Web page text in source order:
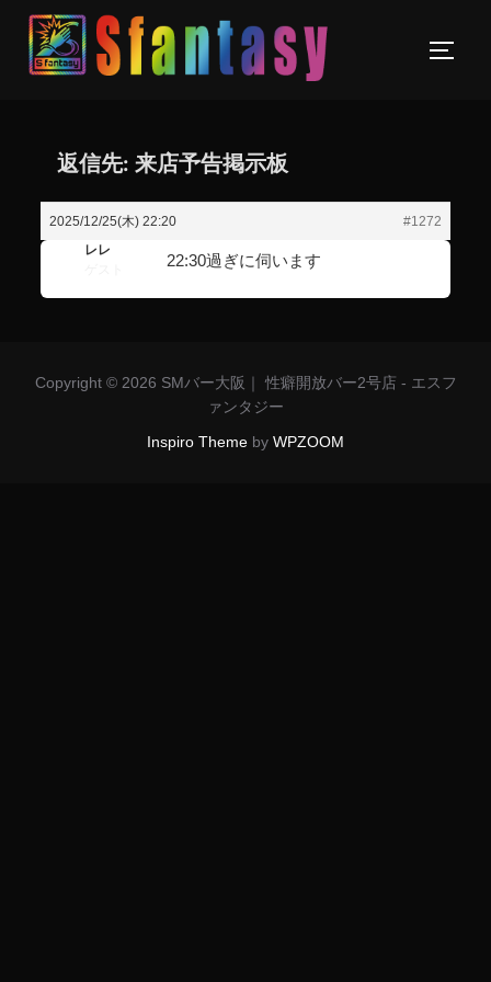
返信先: 来店予告掲示板
2025/12/25(木) 22:20
#1272
レレ
22:30過ぎに伺います
Copyright © 2026 SMバー大阪｜ 性癖開放バー2号店 - エスフ
ァンタジー
Inspiro Theme by WPZOOM